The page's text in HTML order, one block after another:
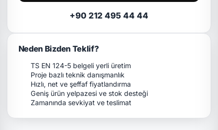
+90 212 495 44 44
Neden Bizden Teklif?
TS EN 124-5 belgeli yerli üretim
Proje bazlı teknik danışmanlık
Hızlı, net ve şeffaf fiyatlandırma
Geniş ürün yelpazesi ve stok desteği
Zamanında sevkiyat ve teslimat